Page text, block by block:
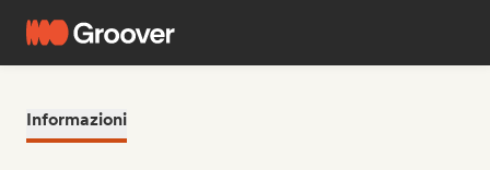
Informazioni